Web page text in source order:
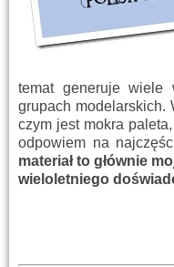
temat generuje
grupach modelarskich.
czym jest mokra
odpowiem na
materiał to głównie
wieloletniego